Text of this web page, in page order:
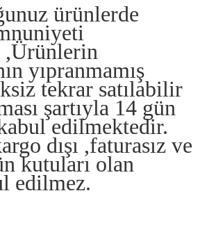
ürünlerde
,Ürünlerin
yıpranmamış
tekrar satılabilir
şartıyla 14 gün
edilmektedir.
dışı ,faturasız ve
kutuları olan
edilmez.